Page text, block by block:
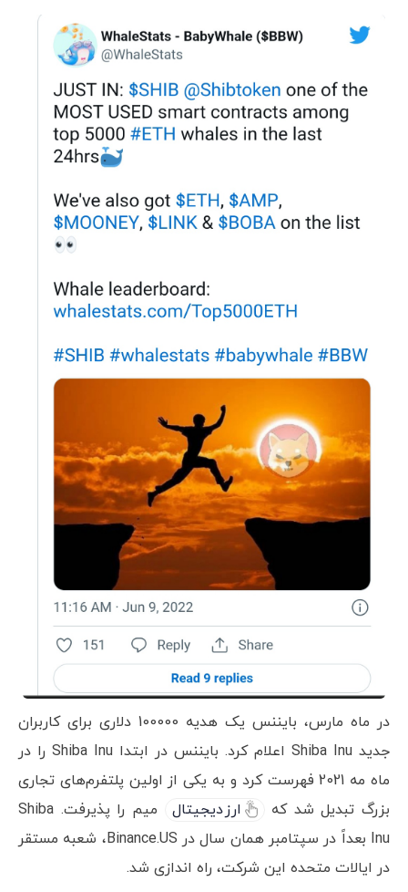
در ماه مارس، بایننس یک هدیه 100000 دلاری برای کاربران
جدید Shiba Inu اعلام کرد. بایننس در ابتدا Shiba Inu را در
ماه مه 2021 فهرست کرد و به یکی از اولین پلتفرم‌های تجاری
بزرگ تبدیل شد که
ارز دیجیتال
میم را پذیرفت. Shiba
Inu بعداً در سپتامبر همان سال در Binance.US، شعبه مستقر
در ایالات متحده این شرکت، راه اندازی شد.